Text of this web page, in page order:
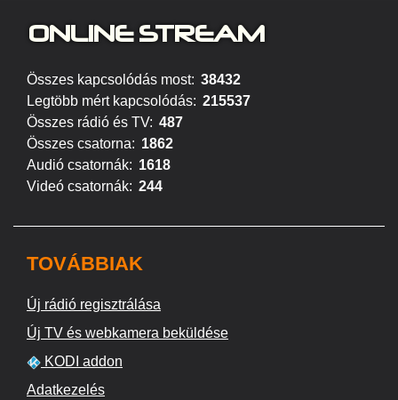
ONLINE STREAM
Összes kapcsolódás most: 38432
Legtöbb mért kapcsolódás: 215537
Összes rádió és TV: 487
Összes csatorna: 1862
Audió csatornák: 1618
Videó csatornák: 244
TOVÁBBIAK
Új rádió regisztrálása
Új TV és webkamera beküldése
KODI addon
Adatkezelés